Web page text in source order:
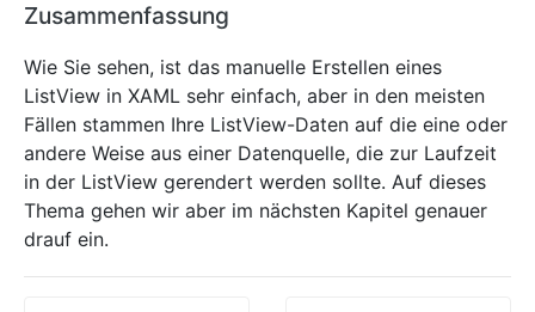
Zusammenfassung
Wie Sie sehen, ist das manuelle Erstellen eines
ListView in XAML sehr einfach, aber in den meisten
Fällen stammen Ihre ListView-Daten auf die eine oder
andere Weise aus einer Datenquelle, die zur Laufzeit
in der ListView gerendert werden sollte. Auf dieses
Thema gehen wir aber im nächsten Kapitel genauer
drauf ein.